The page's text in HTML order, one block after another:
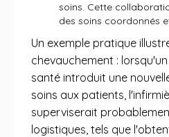
soins. Cette
des soins coordonnés
Un exemple pratique
chevauchement :
santé introduit une
soins aux patients,
superviserait
logistiques, tels que